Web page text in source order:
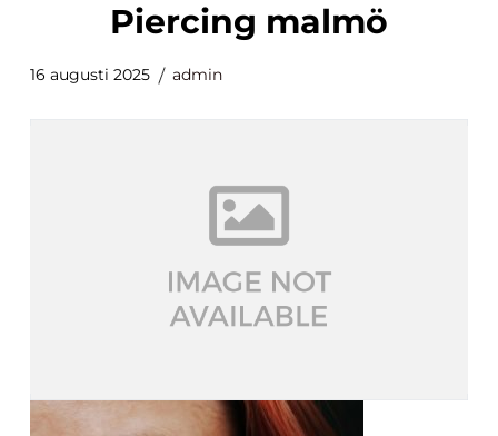
piercing malmö
16 augusti 2025 admin